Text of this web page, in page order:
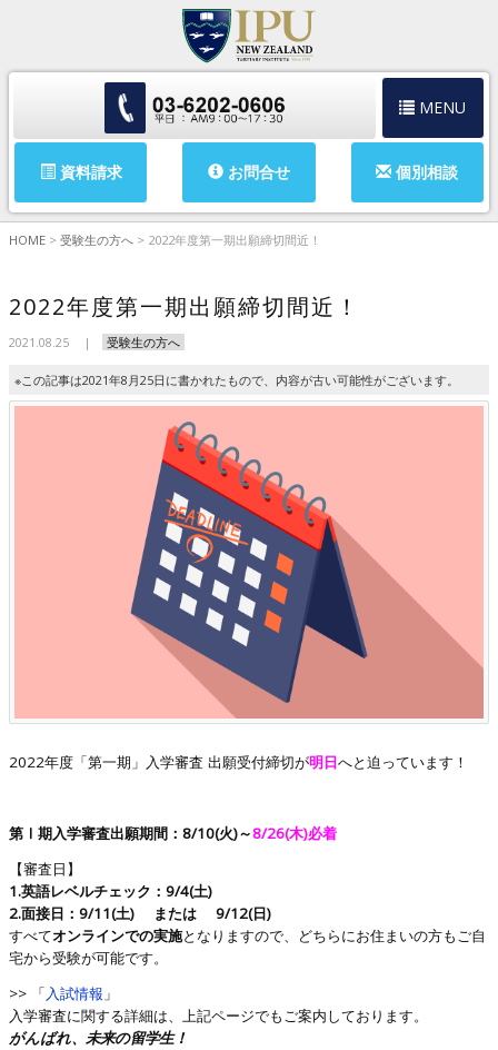
MENU
資料請求 お問合せ 個別相談
HOME > 受験生の方へ > 2022年度第一期出願締切間近！
2022年度第一期出願締切間近！
2021.08.25 受験生の方へ
※この記事は2021年8月25日に書かれたもので、内容が古い可能性がございます。
2022年度「第一期」入学審査 出願受付締切が明日へと迫っています！
第Ⅰ期入学審査出願期間：8/10(火)～8/26(木)必着
【審査日】
1.英語レベルチェック：9/4(土)
2.面接日：9/11(土) または 9/12(日)
すべてオンラインでの実施となりますので、どちらにお住まいの方もご自
宅から受験が可能です。
>> 「入試情報 」
入学審査に関する詳細は、上記ページでもご案内しております。
がんばれ、未来の留学生！